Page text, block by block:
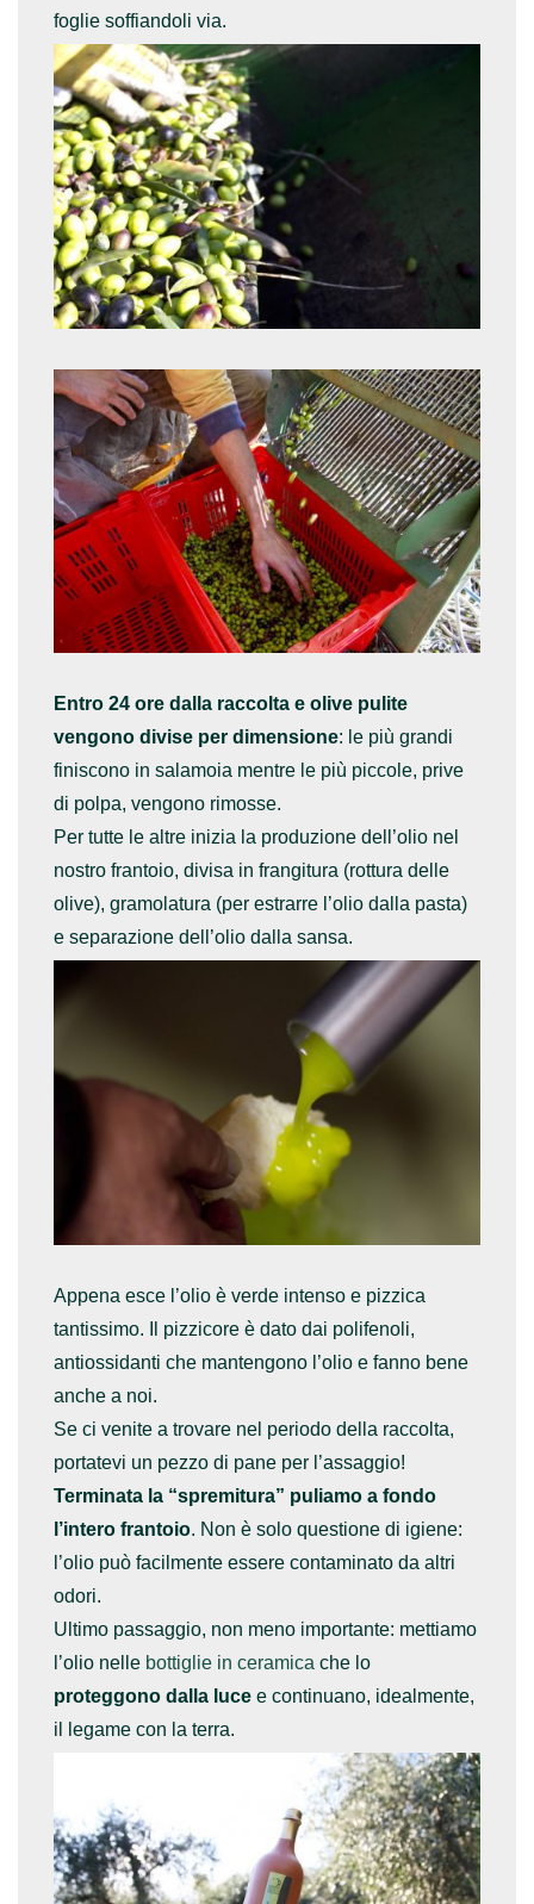
foglie soffiandoli via.
Entro 24 ore dalla raccolta e olive pulite
vengono divise per dimensione: le più grandi
finiscono in salamoia mentre le più piccole, prive
di polpa, vengono rimosse.
Per tutte le altre inizia la produzione dell’olio nel
nostro frantoio, divisa in frangitura (rottura delle
olive), gramolatura (per estrarre l’olio dalla pasta)
e separazione dell’olio dalla sansa.
Appena esce l’olio è verde intenso e pizzica
tantissimo. Il pizzicore è dato dai polifenoli,
antiossidanti che mantengono l’olio e fanno bene
anche a noi.
Se ci venite a trovare nel periodo della raccolta,
portatevi un pezzo di pane per l’assaggio!
Terminata la “spremitura” puliamo a fondo
l’intero frantoio. Non è solo questione di igiene:
l’olio può facilmente essere contaminato da altri
odori.
Ultimo passaggio, non meno importante: mettiamo
l’olio nelle bottiglie in ceramica che lo
proteggono dalla luce e continuano, idealmente,
il legame con la terra.